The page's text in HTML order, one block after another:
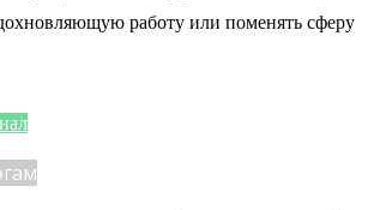
работу или поменять сферу